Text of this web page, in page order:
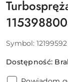
Symbol: 12199592
Dostępność: